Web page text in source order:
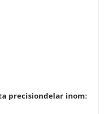
precisiondelar inom: